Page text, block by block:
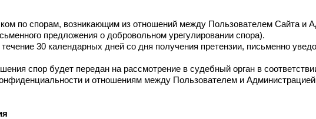
по спорам, возникающим из отношений между Пользователем Сайта и
предложения о добровольном урегулировании спора).
30 календарных дней со дня получения претензии, письменно
спор будет передан на рассмотрение в судебный орган в
и отношениям между Пользователем и